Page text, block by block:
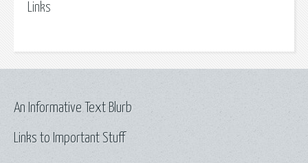
Links
Links to Important Stuff
An Informative Text Blurb